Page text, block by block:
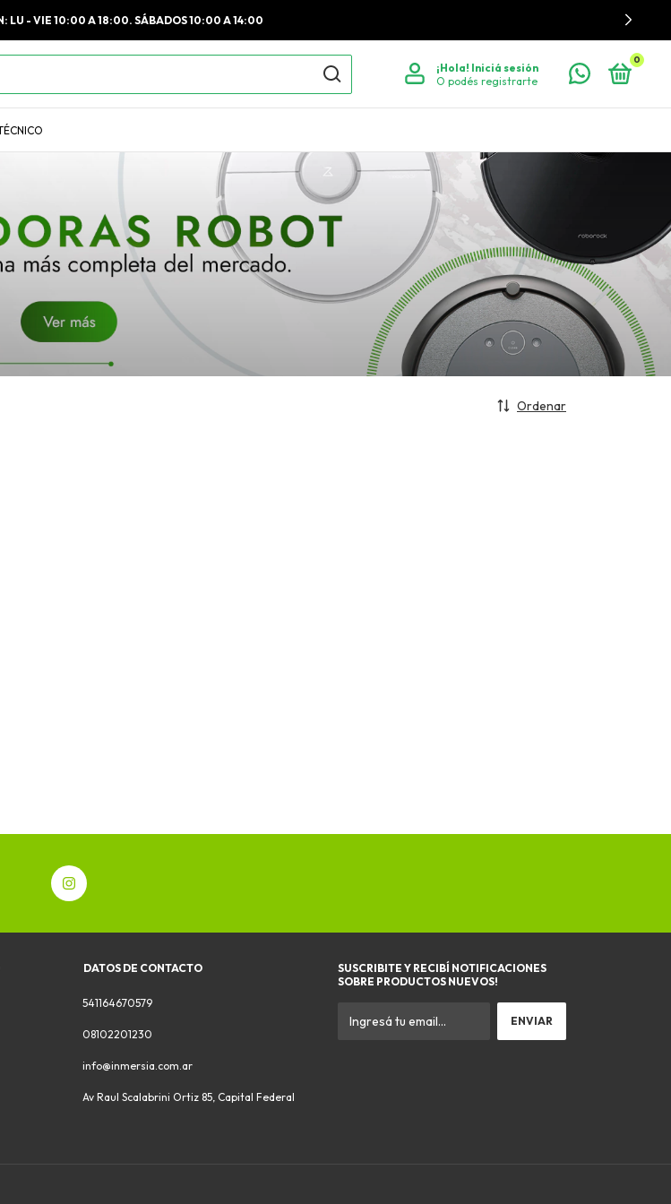
LU - VIE 10:00 A 18:00. SÁBADOS 10:00 A 14:00
¡Hola! Iniciá sesión
O podés registrarte
0
Ordenar
DATOS DE CONTACTO
541164670579
08102201230
info@inmersia.com.ar
Av Raul Scalabrini Ortiz 85, Capital Federal
SUSCRIBITE Y RECIBÍ NOTIFICACIONES
SOBRE PRODUCTOS NUEVOS!